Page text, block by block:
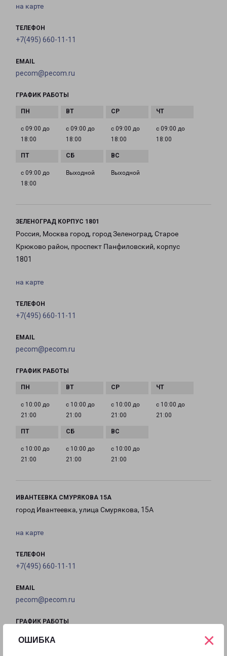
ОШИБКА ×
на карте
ТЕЛЕФОН
+7(495) 660-11-11
EMAIL
pecom@pecom.ru
ГРАФИК РАБОТЫ
с 09:00 до
18:00
с 09:00 до
18:00
с 09:00 до
18:00
с 09:00 до
18:00
с 09:00 до
18:00
Выходной Выходной
ЗЕЛЕНОГРАД КОРПУС 1801
Россия, Москва город, город Зеленоград, Старое
Крюково район, проспект Панфиловский, корпус
1801
на карте
ТЕЛЕФОН
+7(495) 660-11-11
EMAIL
pecom@pecom.ru
ГРАФИК РАБОТЫ
с 10:00 до
21:00
с 10:00 до
21:00
с 10:00 до
21:00
с 10:00 до
21:00
с 10:00 до
21:00
с 10:00 до
21:00
с 10:00 до
21:00
ИВАНТЕЕВКА СМУРЯКОВА 15А
город Ивантеевка, улица Смурякова, 15А
на карте
ТЕЛЕФОН
+7(495) 660-11-11
EMAIL
pecom@pecom.ru
ГРАФИК РАБОТЫ